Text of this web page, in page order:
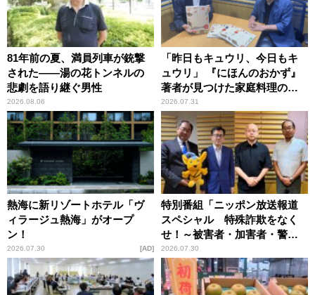
81年前の夏、満員列車が銃撃
された――湯の花トンネルの
悲劇を語り継ぐ男性
2026.08.06
「昨日もキュウリ、今日もキ
ュウリ」 『にほんのおかず』
著者が見つけた家庭料理の知
恵
2026.07.31
熱海に新リゾートホテル「ヴ
ィラージュ熱海」がオープ
ン！
2026.07.30 AD
特別番組「ニッポン放送報道
スペシャル 特殊詐欺をなく
せ！～被害者・加害者・警視
庁が語るトクリュウの実態
～」放送
2026.07.30